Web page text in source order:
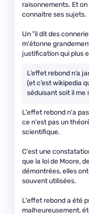
raisonnements. Et
connaitre ses sujets.
Un "il dit des
m'étonne
justification qui plus
L’effet rebond n’a
(et c’est wikipedia
séduisant soit il me
L'effet rebond n'a
ce n'est pas un
scientifique.
C'est une
que la loi de Moore,
démontrées, elles
souvent utilisées.
L'effet rebond a été
malheureusement,